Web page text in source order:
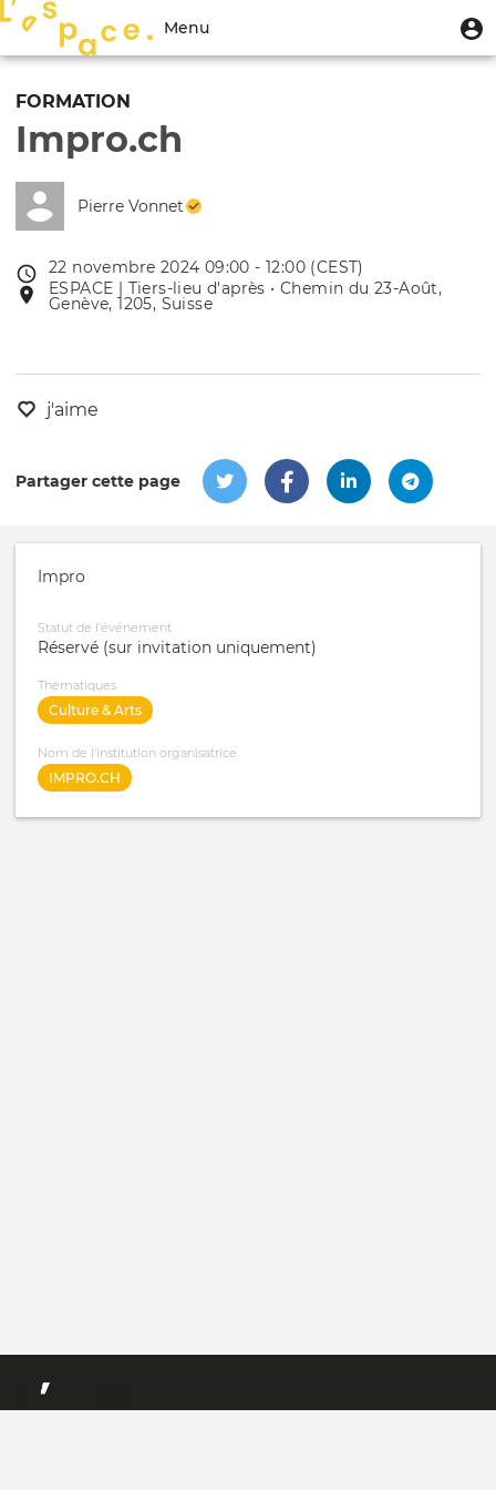
contenu
Menu
du
compte
de
l'utilisateur
Menu
Toggle
FORMATION
Impro.ch
Pierre Vonnet
Date
de
l'évênement
22 novembre 2024 09:00 - 12:00 (CEST)
Lieu
de
ESPACE | Tiers-lieu d'après • Chemin du 23-Août,
Genève, 1205, Suisse
j'aime
Partager cette page
Impro
Statut de l'événement
Réservé (sur invitation uniquement)
Thématiques
Culture & Arts
Nom de l'institution organisatrice
IMPRO.CH